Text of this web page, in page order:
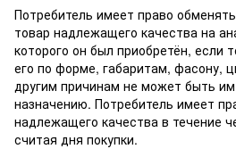
Потребитель имеет право
товар надлежащего качества на
которого он был приобретён, если
его по форме, габаритам, фасону,
другим причинам не может быть им
назначению. Потребитель имеет
надлежащего качества в течение
считая дня покупки.